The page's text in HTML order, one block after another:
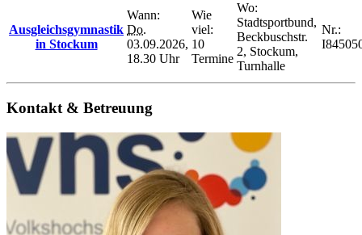
Ausgleichsgymnastik
in Stockum
Wann:
Do.
03.09.2026,
18.30 Uhr
Wie
viel:
10
Termine
Wo:
Stadtsportbund,
Beckbuschstr.
2, Stockum,
Turnhalle
Nr.:
Kontakt & Betreuung